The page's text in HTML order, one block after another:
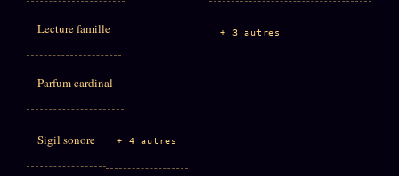
Lecture famille
Parfum cardinal
Sigil sonore + 4 autres
+ 3 autres